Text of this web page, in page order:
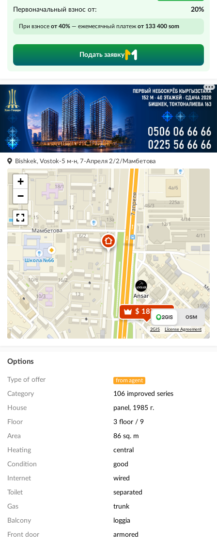
Первоначальный взнос от: 20%
При взносе от 40% — ежемесячный платеж от 133 400 som
Подать заявку
Bishkek, Vostok-5 м-н, 7-Апреля 2/2/Мамбетова
$ 187 000
+
−
2GIS License Agreement
Options
Type of offer from agent
Category 106 improved series
House panel, 1985 г.
Floor 3 floor / 9
Area 86 sq. m
Heating central
Condition good
Internet wired
Toilet separated
Gas trunk
Balcony loggia
Front door armored